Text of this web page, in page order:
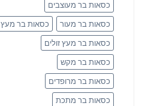
כסאות בר מעוצבים
כסאות בר מעור
כסאות בר מעץ
כסאות בר מעץ זולים
כסאות בר מקש
כסאות בר מרופדים
כסאות בר מתכת